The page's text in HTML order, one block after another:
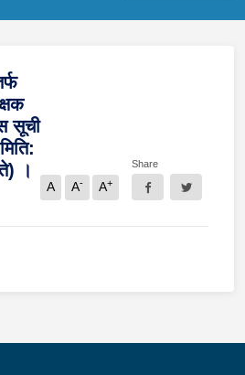
सूची
।
A A- A+
Share